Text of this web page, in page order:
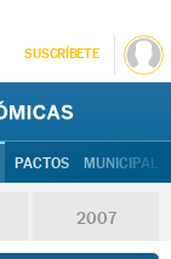
SUSCRÍBETE
PACTOS
2007